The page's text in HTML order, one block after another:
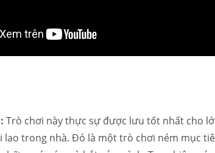
Trò chơi này thực sự được lưu tốt nhất cho
lao trong nhà. Đó là một trò chơi ném mục